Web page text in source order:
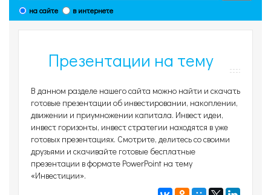
на сайте в интернете
Презентации на тему
В данном разделе нашего сайта можно найти и скачать
готовые презентации об инвестировании, накоплении,
движении и приумножении капитала. Инвест идеи,
инвест горизонты, инвест стратегии находятся в уже
готовых презентациях. Смотрите, делитесь со своими
друзьями и скачивайте готовые бесплатные
презентации в формате PowerPoint на тему
«Инвестиции».